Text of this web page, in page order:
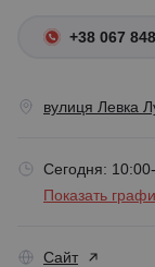
+38 067
вулиця Левка
Сегодня:
Показать
Сайт